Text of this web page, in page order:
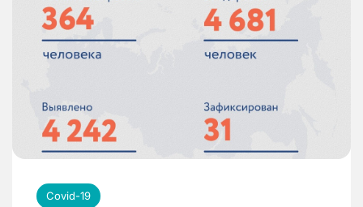
Covid-19